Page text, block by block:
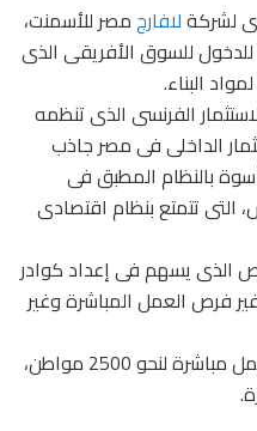
لشركةلافارجمصر للأسمنت،
للدخول للسوق الأفريقى الذى
البناء.
الفرنسى الذى تنظمه
الداخلى فى مصر جاذب
بالنظام المطبق فى
التى تتمتع بنظام اقتصادى
الذى يسهم فى إعداد كوادر
فرص العمل المباشرة وغير
وذكر أن لافارج مصر وفرت فرص عمل مباشرة لنحو 2500 مواطن،